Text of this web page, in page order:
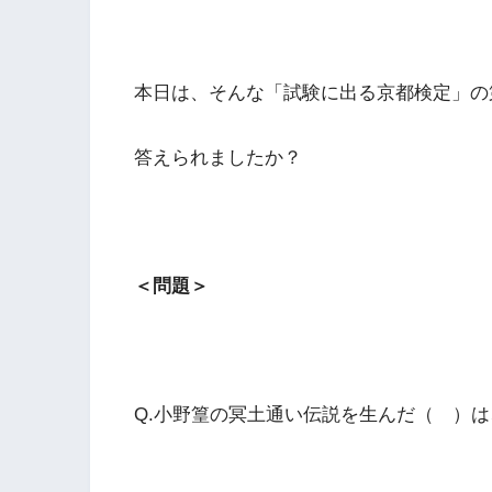
本日は、そんな「試験に出る京都検定」
答えられましたか？
＜問題＞
Q.小野篁の冥土通い伝説を生んだ（ ）